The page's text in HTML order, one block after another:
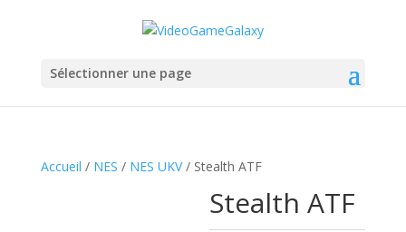
Sélectionner une page
Accueil / NES / NES UKV/ Stealth ATF
Stealth ATF